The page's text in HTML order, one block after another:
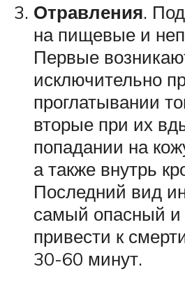
Отравления.
на пищевые и
Первые
исключительно
проглатывании
вторые при их
попадании на
а также внутрь
Последний вид
самый опасный
привести к
30-60 минут.